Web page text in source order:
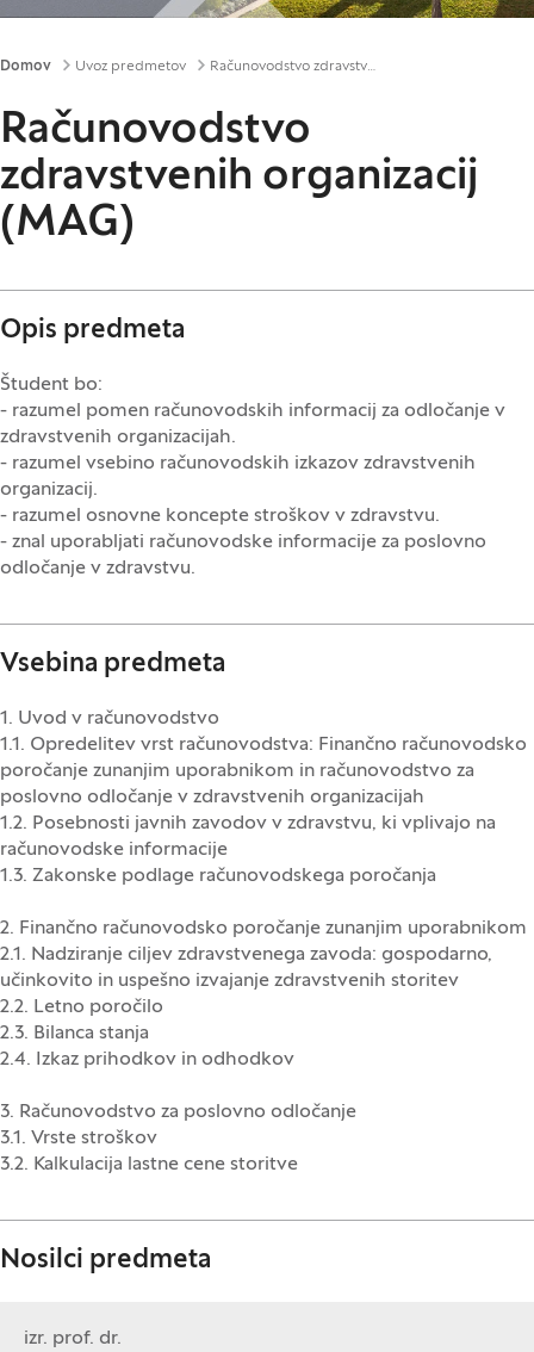
Drobtinice
Domov Uvoz predmetov Računovodstvo zdravstvenih organizacij (MAG)
Računovodstvo
zdravstvenih organizacij
(MAG)
Opis predmeta
Študent bo:
- razumel pomen računovodskih informacij za odločanje v
zdravstvenih organizacijah.
- razumel vsebino računovodskih izkazov zdravstvenih
organizacij.
- razumel osnovne koncepte stroškov v zdravstvu.
- znal uporabljati računovodske informacije za poslovno
odločanje v zdravstvu.
Vsebina predmeta
1. Uvod v računovodstvo
1.1. Opredelitev vrst računovodstva: Finančno računovodsko
poročanje zunanjim uporabnikom in računovodstvo za
poslovno odločanje v zdravstvenih organizacijah
1.2. Posebnosti javnih zavodov v zdravstvu, ki vplivajo na
računovodske informacije
1.3. Zakonske podlage računovodskega poročanja
2. Finančno računovodsko poročanje zunanjim uporabnikom
2.1. Nadziranje ciljev zdravstvenega zavoda: gospodarno,
učinkovito in uspešno izvajanje zdravstvenih storitev
2.2. Letno poročilo
2.3. Bilanca stanja
2.4. Izkaz prihodkov in odhodkov
3. Računovodstvo za poslovno odločanje
3.1. Vrste stroškov
3.2. Kalkulacija lastne cene storitve
Nosilci predmeta
izr. prof. dr.